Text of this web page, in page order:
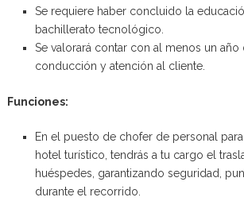
Se requiere haber concluido la
bachillerato tecnológico.
Se valorará contar con al menos un año
conducción y atención al cliente.
Funciones:
En el puesto de chofer de personal
hotel turístico, tendrás a tu cargo el
huéspedes, garantizando seguridad,
durante el recorrido.